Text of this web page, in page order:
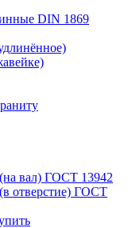
DIN 1869
вал) ГОСТ 13942
отверстие) ГОСТ